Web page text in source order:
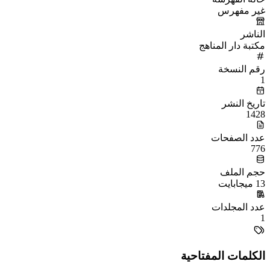
غير مفهرس
الناشر
مكتبة دار المناهج
رقم النسخة
1
تاريخ النشر
1428
عدد الصفحات
776
حجم الملف
13 ميجابايت
عدد المجلدات
1
الكلمات المفتاحية